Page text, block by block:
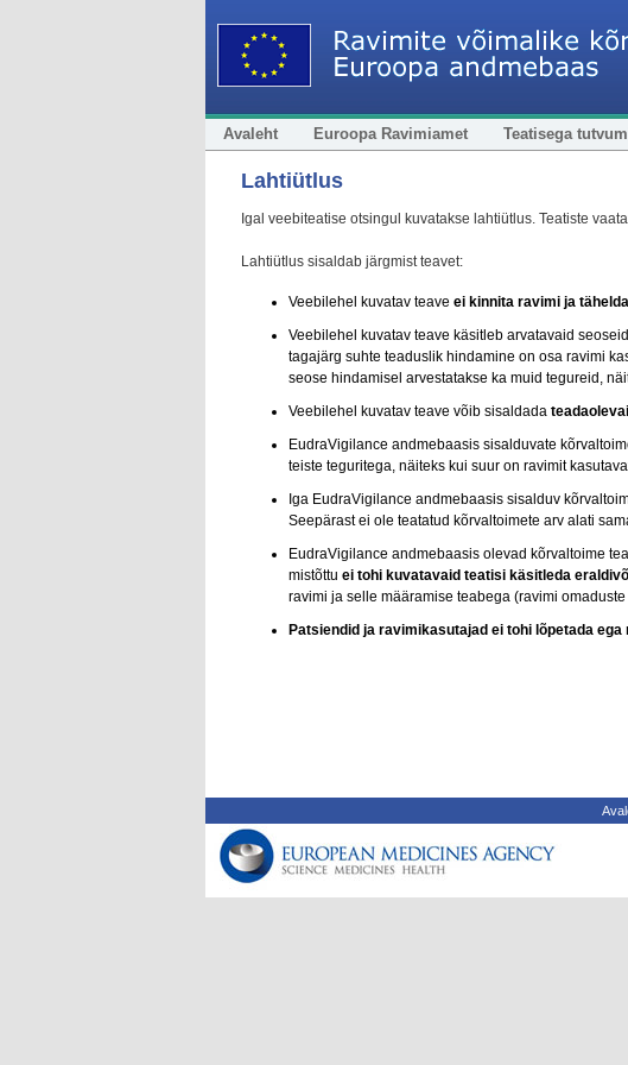
Avaleht Euroopa Ravimiamet Teatisega
Lahtiütlus
Igal veebiteatise otsingul kuvatakse lahtiütlus. Teatiste
Lahtiütlus sisaldab järgmist teavet:
Veebilehel kuvatav teave ei kinnita ravimi ja
Veebilehel kuvatav teave käsitleb arvatavaid
tagajärg suhte teaduslik hindamine on osa ravimi
seose hindamisel arvestatakse ka muid tegureid,
Veebilehel kuvatav teave võib sisaldada
EudraVigilance andmebaasis sisalduvate
teiste teguritega, näiteks kui suur on ravimit
Iga EudraVigilance andmebaasis sisalduv
Seepärast ei ole teatatud kõrvaltoimete arv alati
EudraVigilance andmebaasis olevad kõrvaltoime
mistõttu ei tohi kuvatavaid teatisi käsitleda
ravimi ja selle määramise teabega (ravimi
Patsiendid ja ravimikasutajad ei tohi lõpetada